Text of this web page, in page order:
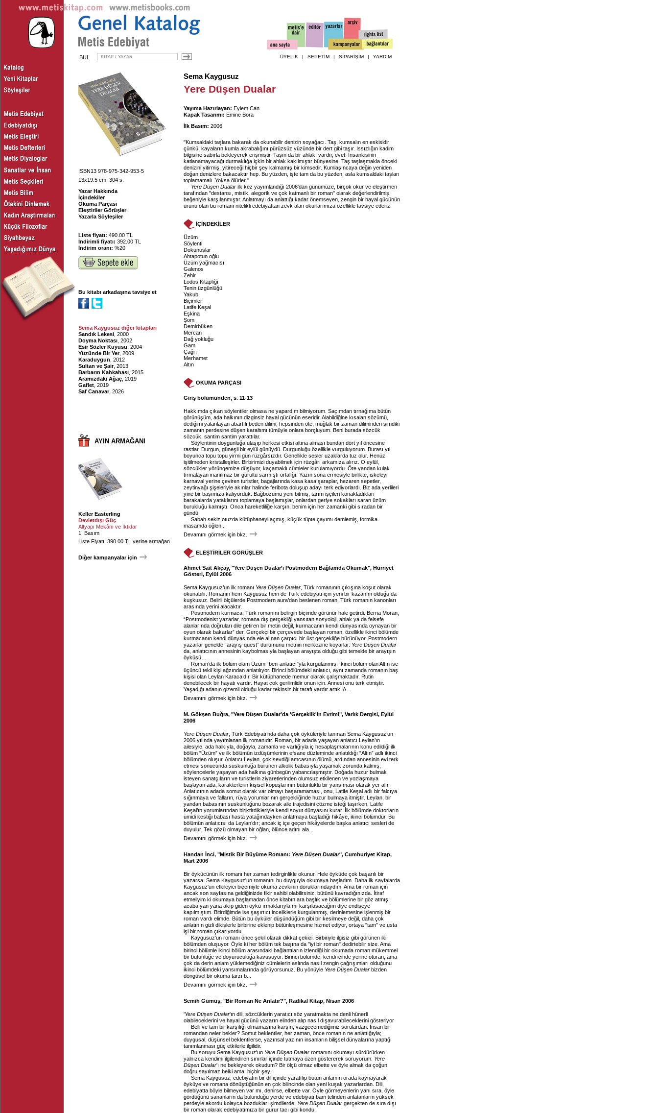
BUL ÜYELİK | SEPETİM | SİPARİŞİM | YARDIM
ISBN13 978-975-342-953-5
13x19.5 cm, 304 s.
Yazar Hakkında
İçindekiler
Okuma Parçası
Eleştiriler Görüşler
Yazarla Söyleşiler
Liste fiyatı: 490.00 TL
İndirimli fiyatı: 392.00 TL
İndirim oranı: %20
Bu kitabı arkadaşına tavsiye et
Sema Kaygusuz diğer kitapları
Sandık Lekesi , 2000
Doyma Noktası , 2002
Esir Sözler Kuyusu , 2004
Yüzünde Bir Yer, 2009
Karaduygun , 2012
Sultan ve Şair, 2013
Barbarın Kahkahası , 2015
Aramızdaki Ağaç , 2019
Gaflet , 2019
Saf Canavar, 2026
AYIN ARMAĞANI
Keller Easterling
Devletdışı Güç
Altyapı Mekânı ve İktidar
1. Basım
Liste Fiyatı: 390.00 TL yerine armağan
Diğer kampanyalar için
Sema Kaygusuz
Yere Düşen Dualar
Yayıma Hazırlayan: Eylem Can
Kapak Tasarımı: Emine Bora
İlk Basım: 2006
"Kumsaldaki taşlara bakarak da okunabilir denizin soyağacı. Taş, kumsalın en eskisidir
çünkü; kayaların kumla akrabalığını pürüzsüz yüzünde bir dert gibi taşır. Issızlığın kadim
bilgisine sabırla bekleyerek erişmiştir. Taşın da bir ahlakı vardır, evet. İnsankişinin
katlanamayacağı durmaklığa içkin bir ahlak kakılmıştır bünyesine. Taş taşlaşmakla önceki
denizini yitirmiş, yitireceği hiçbir şey kalmamış bir kimsedir. Kumlaşıncaya değin yeniden
doğan denizlere bakacaktır hep. Bu yüzden, işte tam da bu yüzden, asla kumsaldaki taşları
toplamamalı. Yoksa ölürler."
Yere Düşen Dualar ilk kez yayımlandığı 2006'dan günümüze, birçok okur ve eleştirmen
tarafından "destansı, mistik, alegorik ve çok katmanlı bir roman" olarak değerlendirilmiş,
beğeniyle karşılanmıştır. Anlatmayı da anlattığı kadar önemseyen, zengin bir hayal gücünün
ürünü olan bu romanı nitelikli edebiyattan zevk alan okurlarımıza özellikle tavsiye ederiz.
İÇİNDEKİLER
Üzüm
Söylenti
Dokunuşlar
Ahtapotun oğlu
Üzüm yağmacısı
Galenos
Zehir
Lodos Kitaplığı
Tenin üzgünlüğü
Yakub
Biçimler
Latife Keşal
Eşkina
Şom
Demirbüken
Mercan
Dağ yokluğu
Gam
Çağrı
Merhamet
Altın
OKUMA PARÇASI
Giriş bölümünden, s. 11-13
Hakkımda çıkan söylentiler olmasa ne yapardım bilmiyorum. Saçımdan tırnağıma bütün
görünüşüm, ada halkının dizginsiz hayal gücünün eseridir. Alabildiğine kısalan sözümü,
dediğimi yalanlayan abartılı beden dilimi, hepsinden öte, muğlak bir zaman diliminden şimdiki
zamanın perdesine düşen karaltımı tümüyle onlara borçluyum. Beni burada sözcük
sözcük, santim santim yarattılar.
Söylentinin doygunluğa ulaşıp herkesi etkisi altına alması bundan dört yıl öncesine
rastlar. Durgun, güneşli bir eylül günüydü. Durgunluğu özellikle vurguluyorum. Burası yıl
boyunca topu topu yirmi gün rüzgârsızdır. Genellikle sesler uzaklarda tuz olur. Henüz
işitilmeden kristalleşirler. Birbirimizi duyabilmek için rüzgârı arkamıza alırız. O eylül,
sözcükler yörüngemize düşüyor, kaçamaklı cümleler kurulamıyordu. Öte yandan kulak
tırmalayan inanılmaz bir gürültü sarmıştı ortalığı. Yazın sona ermesiyle birlikte, iskeleyi
karnaval yerine çeviren turistler, bagajlarında kasa kasa şaraplar, hezaren sepetler,
zeytinyağı şişeleriyle akınlar halinde feribota doluşup adayı terk ediyorlardı. Biz ada yerlileri
yine bir başımıza kalıyorduk. Bağbozumu yeni bitmiş, tarım işçileri konakladıkları
barakalarda yataklarını toplamaya başlamışlar, onlardan geriye sokakları saran üzüm
burukluğu kalmıştı. Onca hareketliliğe karşın, benim için her zamanki gibi sıradan bir
gündü.
Sabah sekiz otuzda kütüphaneyi açmış, küçük tüpte çayımı demlemiş, formika
masamda öğlen...
Devamını görmek için bkz.
ELEŞTİRİLER GÖRÜŞLER
Ahmet Sait Akçay, "Yere Düşen Dualar’ı Postmodern Bağlamda Okumak", Hürriyet
Gösteri, Eylül 2006
Sema Kaygusuz’un ilk romanı Yere Düşen Dualar , Türk romanının çıkışına koşut olarak
okunabilir. Romanın hem Kaygusuz hem de Türk edebiyatı için yeni bir kazanım olduğu da
kuşkusuz. Belirli ölçülerde Postmodern aura’dan beslenen roman, Türk romanın kanonları
arasında yerini alacaktır.
Postmodern kurmaca, Türk romanını belirgin biçimde görünür hale getirdi. Berna Moran,
“Postmodenist yazarlar, romana dış gerçekliği yansıtan sosyoloji, ahlak ya da felsefe
alanlarında doğruları dile getiren bir metin değil, kurmacanın kendi dünyasında oynayan bir
oyun olarak bakarlar” der. Gerçekçi bir çerçevede başlayan roman, özellikle ikinci bölümde
kurmacanın kendi dünyasında ele alınan çarpıcı bir üst gerçekliğe bürünüyor. Postmodern
yazarlar genelde “arayış-quest” durumunu metnin merkezine koyarlar. Yere Düşen Dualar
da, anlatıcının annesinin kaybolmasıyla başlayan arayışta olduğu gibi temelde bir arayışın
öyküsü…
Roman’da ilk bölüm olam Üzüm “ben-anlatıcı”yla kurgulanmış. İkinci bölüm olan Altın ise
üçüncü tekil kişi ağzından anlatılıyor. Birinci bölümdeki anlatıcı, aynı zamanda romanın baş
kişisi olan Leylan Karaca’dır. Bir kütüphanede memur olarak çalışmaktadır. Rutin
denebilecek bir hayatı vardır. Hayat çok gerilimlidir onun için. Annesi onu terk etmiştir.
Yaşadığı adanın gizemli olduğu kadar tekinsiz bir tarafı vardır artık. A...
Devamını görmek için bkz.
M. Gökşen Buğra, "Yere Düşen Dualar’da 'Gerçeklik'in Evrimi", Varlık Dergisi, Eylül
2006
Yere Düşen Dualar , Türk Edebiyatı’nda daha çok öyküleriyle tanınan Sema Kaygusuz’un
2006 yılında yayımlanan ilk romanıdır. Roman, bir adada yaşayan anlatıcı Leylan’ın
ailesiyle, ada halkıyla, doğayla, zamanla ve varlığıyla iç hesaplaşmalarının konu edildiği ilk
bölüm “Üzüm” ve ilk bölümün izdüşümlerinin efsane düzleminde anlatıldığı “Altın” adlı ikinci
bölümden oluşur. Anlatıcı Leylan, çok sevdiği amcasının ölümü, ardından annesinin evi terk
etmesi sonucunda suskunluğa bürünen alkolik babasıyla yaşamak zorunda kalmış;
söylencelerle yaşayan ada halkına günbegün yabancılaşmıştır. Doğada huzur bulmak
isteyen sanatçıların ve turistlerin ziyaretlerinden olumsuz etkilenen ve yozlaşmaya
başlayan ada, karakterlerin kişisel kopuşlarının bütünlüklü bir yansıması olarak yer alır.
Anlatıcının adada somut olarak var olmayı başaramaması, onu, Latife Keşal adlı bir falcıya
sığınmaya ve falların, rüya yorumlarının gerçekliğinde huzur bulmaya itmiştir. Leylan, bir
yandan babasının suskunluğunu bozarak aile trajedisini çözme isteği taşırken, Latife
Keşal’ın yorumlarından biriktirdikleriyle kendi soyut dünyasını kurar. İlk bölümde doktorların
ümidi kestiği babası hasta yatağındayken anlatmaya başladığı hikâye, ikinci bölümdür. Bu
bölümün anlatıcısı da Leylan’dır; ancak iç içe geçen hikâyelerde başka anlatıcı sesleri de
duyulur. Tek gözü olmayan bir oğlan, ölünce adını ala...
Devamını görmek için bkz.
Handan İnci, "Mistik Bir Büyüme Romanı: Yere Düşen Dualar", Cumhuriyet Kitap,
Mart 2006
Bir öykücünün ilk romanı her zaman tedirginlikle okunur. Hele öyküde çok başarılı bir
yazarsa. Sema Kaygusuz'un romanını bu duyguyla okumaya başladım. Daha ilk sayfalarda
Kaygusuz'un etkileyici biçemiyle okuma zevkinin doruklarındaydım. Ama bir roman için
ancak son sayfasına geldiğinizde fikir sahibi olabilirsiniz; bütünü kavradığınızda. İtiraf
etmeliyim ki okumaya başlamadan önce kitabın ara başlık ve bölümlerine bir göz atmış,
acaba yan yana akıp giden öykü ırmaklarıyla mı karşılaşacağım diye endişeye
kapılmıştım. Bitirdiğimde ise şaşırtıcı inceliklerle kurgulanmış, derinlemesine işlenmiş bir
roman vardı elimde. Bütün bu öyküler düşündüğüm gibi bir kesilmeye değil, daha çok
anlatının gizli dikişlerle birbirine eklenip bütünleşmesine hizmet ediyor, ortaya "tam" ve usta
işi bir roman çıkarıyordu.
Kaygusuz'un romanı önce şekil olarak dikkat çekici. Birbiriyle ilgisiz gibi görünen iki
bölümden oluşuyor. Öyle ki her bölüm tek başına da "iyi bir roman" dedirtebilir size. Ama
birinci bölümle ikinci bölüm arasındaki bağlantıların izlendiği bir okumada roman mükemmel
bir bütünlüğe ve doyuruculuğa kavuşuyor. Birinci bölümde, kendi içinde yerine oturan, ama
çok da derin anlam yüklemediğiniz cümlelerin aslında nasıl zengin çağrışımları olduğunu
ikinci bölümdeki yansımalarında görüyorsunuz. Bu yönüyle Yere Düşen Dualar bizden
döngüsel bir okuma tarzı b...
Devamını görmek için bkz.
Semih Gümüş, "Bir Roman Ne Anlatır?", Radikal Kitap, Nisan 2006
'Yere Düşen Dualar'ın dili, sözcüklerin yaratıcı söz yaratmakta ne denli hünerli
olabileceklerini ve hayal gücünü yazarın elinden alıp nasıl dışavurabileceklerini gösteriyor
Belli ve tam bir karşılığı olmamasına karşın, vazgeçemediğimiz sorulardan: İnsan bir
romandan neler bekler? Somut beklentiler, her zaman, önce romanın ne anlattığıyla;
duygusal, düşünsel beklentilerse, yazınsal yazının insanların bilişsel dünyalarına yaptığı
tanımlanması güç etkilerle ilgilidir.
Bu soruyu Sema Kaygusuz'un Yere Düşen Dualar romanını okumayı sürdürürken
yalnızca kendimi ilgilendiren sınırlar içinde tutmaya özen göstererek soruyorum. Yere
Düşen Dualar'ı ne bekleyerek okudum? Bir ölçü olmaz elbette ve öyle almak da çoğun
doğru sayılmaz belki ama: hiçbir şey.
Sema Kaygusuz, edebiyatın bir dil içinde yaratılıp bütün anlamın orada kaynayarak
öyküye ve romana dönüştüğünün en çok bilincinde olan yeni kuşak yazarlardan. Dili,
edebiyatta böyle bilmeyen var mı, denirse, elbette var. Öyle görmeyenlerin yanı sıra, öyle
gördüğünü sananların da bulunduğu yerde ve edebiyatı bam telinden anlatanların yüksek
perdeyle akordu kolayca bozdukları şimdilerde, Yere Düşen Dualar gerçekten de sıra dışı
bir roman olarak edebiyatımıza bir gurur tacı gibi kondu.